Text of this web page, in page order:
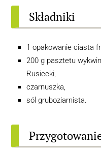
Składniki
1 opakowanie ciasta
200 g pasztetu
Rusiecki,
czarnuszka,
sól gruboziarnista.